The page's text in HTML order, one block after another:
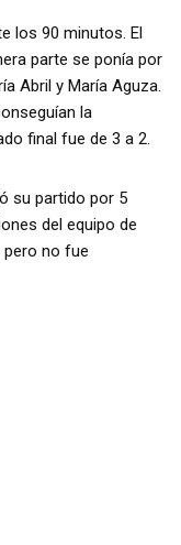
los 90 minutos. El
parte se ponía por
Abril y María Aguza.
la
final fue de 3 a 2.
su partido por 5
del equipo de
pero no fue